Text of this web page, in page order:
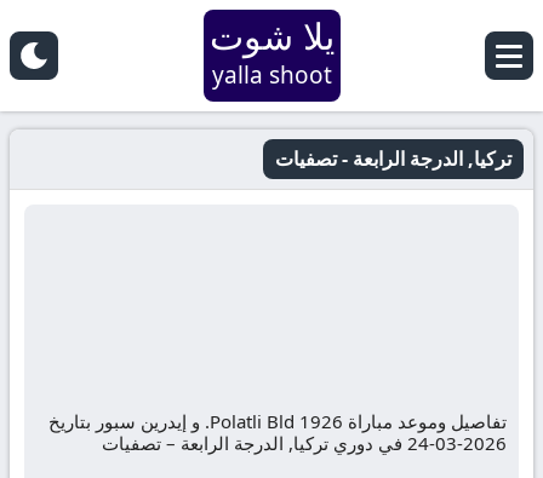
يلا شوت
yalla shoot
تركيا, الدرجة الرابعة - تصفيات
تفاصيل وموعد مباراة 1926 Polatli Bld. و إيدرين سبور بتاريخ
2026-03-24 في دوري تركيا, الدرجة الرابعة – تصفيات